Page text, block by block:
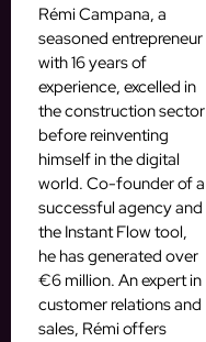
Rémi Campana, a
seasoned entrepreneur
with 16 years of
experience, excelled in
the construction sector
before reinventing
himself in the digital
world. Co-founder of a
successful agency and
the Instant Flow tool,
he has generated over
€6 million. An expert in
customer relations and
sales, Rémi offers